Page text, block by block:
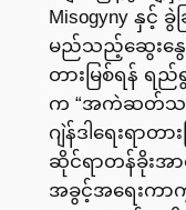
Misogyny နှင့်
မည်သည့်ဆွေးနွေ
တားမြစ်ရန် ရ
က “အကဲဆတ်သ
ဂျဲန်ဒါရေးရာတာ
ဆိုင်ရာတန်ခိုးအ
အခွင့်အရေးက